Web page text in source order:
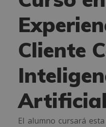
Cliente
Artificial
El alumno cursará